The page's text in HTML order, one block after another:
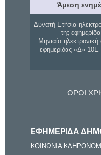
Άμεση
Δυνατή Ετήσια
της
Μηνιαία
εφημερίδας «Δ»
ΟΡΟΙ
ΕΦΗΜΕΡΙΔΑ
ΚΟΙΝΩΝΙΑ